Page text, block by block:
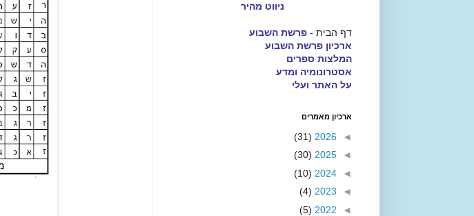
ניווט מהיר
דף הבית - פרשת השבוע
ארכיון פרשת השבוע
המלצות ספרים
אסטרונומיה ומדע
על האתר ועלי
ארכיון מאמרים
◄
2026
(31)
◄
2025
(30)
◄
2024
(10)
◄
2023
(4)
◄
2022
(5)